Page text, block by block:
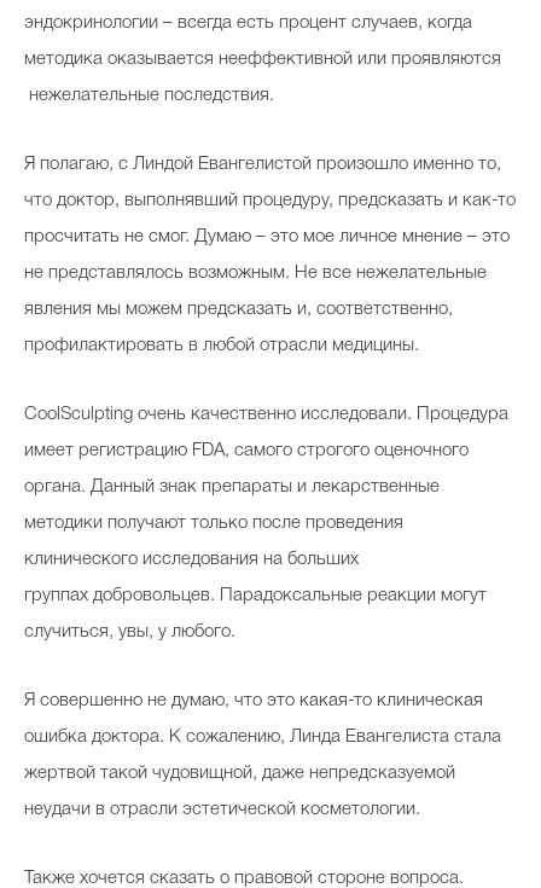
эндокринологии – всегда есть процент случаев, когда
методика оказывается нееффективной или проявляются
нежелательные последствия.
Я полагаю, с Линдой Евангелистой произошло именно то,
что доктор, выполнявший процедуру, предсказать и как-то
просчитать не смог. Думаю – это мое личное мнение – это
не представлялось возможным. Не все нежелательные
явления мы можем предсказать и, соответственно,
профилактировать в любой отрасли медицины.
CoolSculpting очень качественно исследовали. Процедура
имеет регистрацию FDA, самого строгого оценочного
органа. Данный знак препараты и лекарственные
методики получают только после проведения
клинического исследования на больших
группах добровольцев. Парадоксальные реакции могут
случиться, увы, у любого.
Я совершенно не думаю, что это какая-то клиническая
ошибка доктора. К сожалению, Линда Евангелиста стала
жертвой такой чудовищной, даже непредсказуемой
неудачи в отрасли эстетической косметологии.
Также хочется сказать о правовой стороне вопроса.